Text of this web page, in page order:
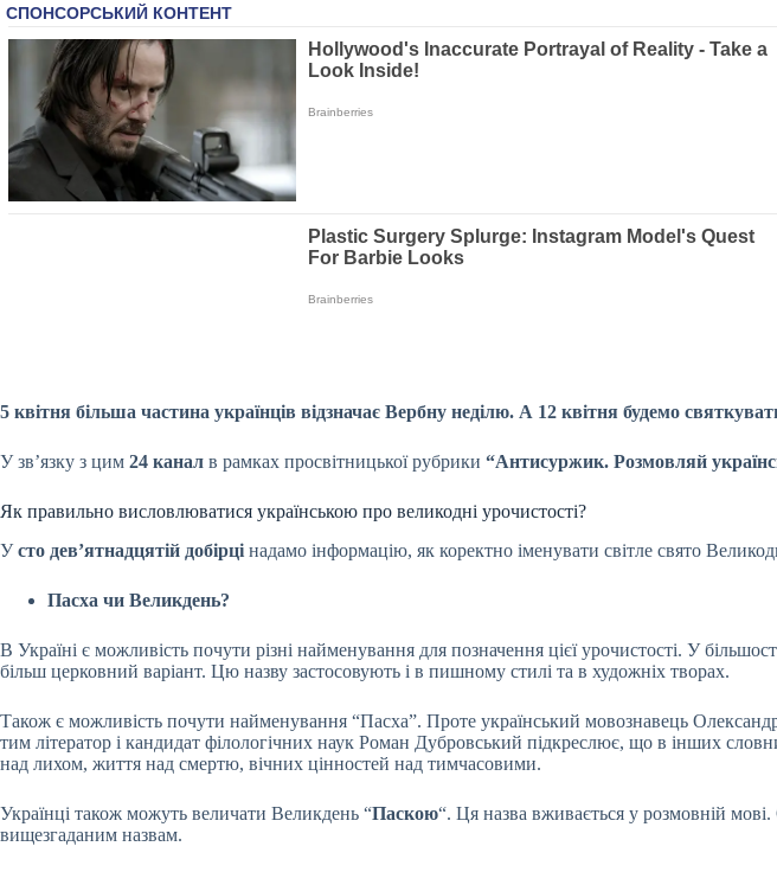
5 квітня більша частина українців відзначає Вербну неділю. А 12 квітня будемо
У зв’язку з цим 24 канал в рамках просвітницької рубрики “Антисуржик. Розмовляй
Як правильно висловлюватися українською про великодні урочистості?
Усто дев’ятнадцятій добірці надамо інформацію, як коректно іменувати світле свято
Пасха чи Великдень?
В Україні є можливість почути різні найменування для позначення цієї урочистості. У
більш церковний варіант. Цю назву застосовують і в пишному стилі та в художніх творах.
Також є можливість почути найменування “Пасха”. Проте український мовознавець
тим літератор і кандидат філологічних наук Роман Дубровський підкреслює, що в інших
над лихом, життя над смертю, вічних цінностей над тимчасовими.
Українці також можуть величати Великдень “Паскою“. Ця назва вживається у розмовній
вищезгаданим назвам.